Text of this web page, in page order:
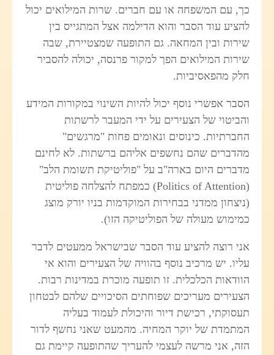
כך, עם המשפחה או עם חברים. שרות המילואים יכול
להציע עוד הסבר והוא הדילמה אצל המתגייס בין
שירות ובין המחאה. גם התופעה שמצטיירת, שבה
שירות המילואים הפך למקור פרנסה, יכולה להסביר
חלק מהפאסיביות.
הסבר אפשרי נוסף יכול להיות השינוי במקורות המידע
והביטוי של הצעירים על ידי המעבר לרשתות
החברתיות. כינוסים ונאומים פחות "מרגשים"
מהדברים שהם נחשפים אליהם ברשתות. לא לחינם
מדברים היום בארה"ב על "פוליטיקת תשומת הלב"
(Politics of Attention) כמפתח להצלחה פוליטית
(ניצחון ממדני בבחירות המוקדמות בניו יורק מוצג
כמימוש מעולה של הפוליטיקה הזו).
אני רוצה להציע עוד הסבר שבישראל ממעטים לדבר
עליו. יש מרכיב נוסף בהוויה של הצעירים והוא אי
הוודאות הכלכלית. זו תופעה מוכרת במדינות רבות.
הצעירים מעריכים שפוחתים הסיכויים שלהם לבטחון
תעסוקתי, רכישת דיור והיכולת לעמוד בעליה
המתמדת של יוקר המחיה. מהמעט שאני נחשף לדור
הזה, אני מרשה לעצמי להעריך שהתופעה קיימת גם